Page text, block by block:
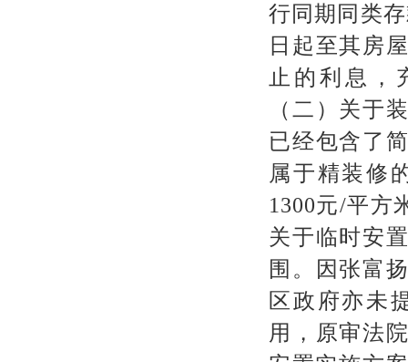
行同期同类
日起至其房
止的利息，
（二）关于
已经包含了
属于精装修
1300元/平方
关于临时安
围。因张富
区政府亦未
用，原审法